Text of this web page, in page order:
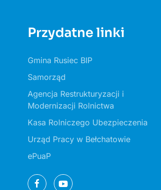
Przydatne linki
Gmina Rusiec BIP
Samorząd
Agencja Restrukturyzacji i
Modernizacji Rolnictwa
Kasa Rolniczego Ubezpieczenia
Urząd Pracy w Bełchatowie
ePuaP